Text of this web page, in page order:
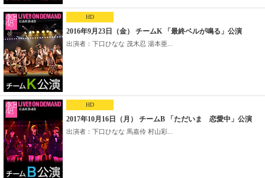
HD
2016年9月23日（金） チームK 「最終ベルが鳴る」公演
出演者：下口ひなな 茂木忍 湯本亜...
HD
2017年10月16日（月） チームB 「ただいま 恋愛中」公演
出演者：下口ひなな 馬嘉伶 村山彩...